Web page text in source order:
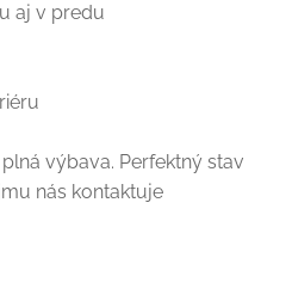
aj v predu
výbava. Perfektný stav
nás kontaktuje